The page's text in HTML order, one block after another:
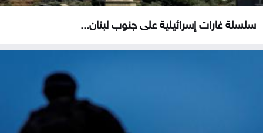
سلسلة غارات إسرائيلية على جنوب لبنان...